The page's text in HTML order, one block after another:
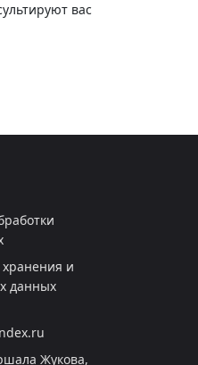
вас
и
данных
Жукова,